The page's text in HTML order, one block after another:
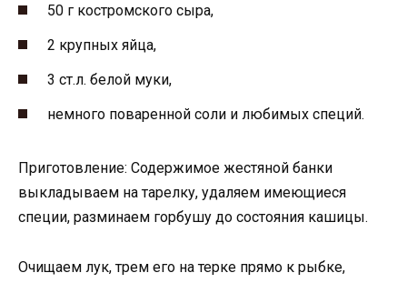
50 г костромского сыра,
2 крупных яйца,
3 ст.л. белой муки,
немного поваренной соли и любимых специй.
Приготовление: Содержимое жестяной банки
выкладываем на тарелку, удаляем имеющиеся
специи, разминаем горбушу до состояния кашицы.
Очищаем лук, трем его на терке прямо к рыбке,